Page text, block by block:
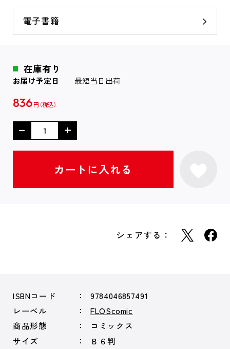
電子書籍
在庫有り
お届け予定日 最短当日出荷
836 円
シェアする：
ISBNコード
9784046857491
レーベル
FLOScomic
商品形態
コミックス
サイズ
Ｂ６判